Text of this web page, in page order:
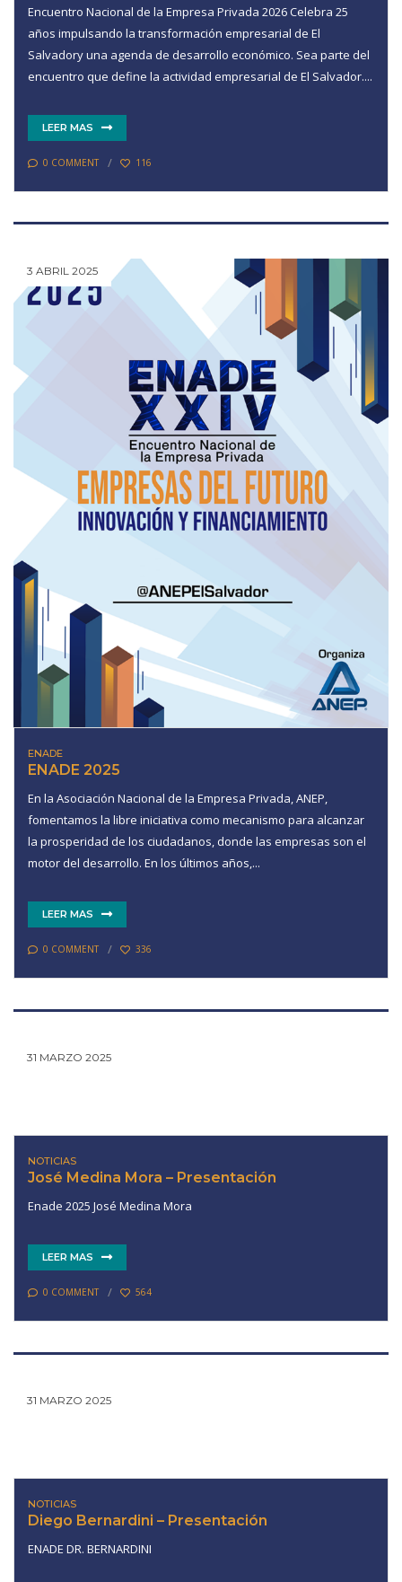
Encuentro Nacional de la Empresa Privada 2026 Celebra 25
años impulsando la transformación empresarial de El
Salvadory una agenda de desarrollo económico. Sea parte del
encuentro que define la actividad empresarial de El Salvador....
LEER MAS
0 COMMENT 116
3 ABRIL 2025
ENADE
ENADE 2025
En la Asociación Nacional de la Empresa Privada, ANEP,
fomentamos la libre iniciativa como mecanismo para alcanzar
la prosperidad de los ciudadanos, donde las empresas son el
motor del desarrollo. En los últimos años,...
LEER MAS
0 COMMENT 336
31 MARZO 2025
NOTICIAS
José Medina Mora – Presentación
Enade 2025 José Medina Mora
LEER MAS
0 COMMENT 564
31 MARZO 2025
NOTICIAS
Diego Bernardini – Presentación
ENADE DR. BERNARDINI